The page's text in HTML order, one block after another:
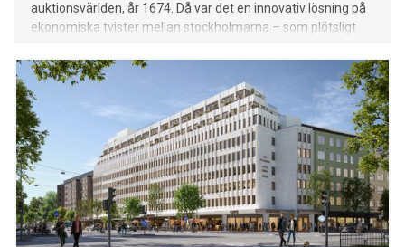
auktionsvärlden, år 1674. Då var det en innovativ lösning på
ekonomiska tvister mellan stockholmarna – som plötsligt
kontanter – i dag är det världens äldsta auktionshus där
kulturhistoria skrivs på daglig basis. För att fira 350 år av
auktioner tar man nu tillfället i akt att föra samman några av
de mest tongivande föremålen som passerat genom
auktionssalarna sedan grundandet 1674.
Jubileumsutställning Stockholms Auktionsverk 350 år finns
att besöka den 4–13 juni, på Nybrogatan 32 i Stockholm. – I
den här utställning har vi på Stockholms Auktionsverk
kurerat en inspirerande samling som symboliserar olika
kapitel ur våra 350-åriga historia. Det här är en helt unik